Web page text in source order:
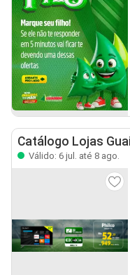
Catálogo Lojas
Válido: 6 jul. até 8 ago.